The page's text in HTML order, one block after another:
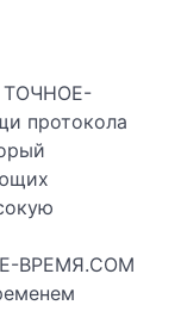
ТОЧНОЕ-
протокола
ВРЕМЯ.COM